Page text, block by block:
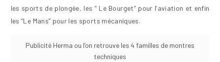
les sports de plongée, les “ Le Bourget” pour l’aviation et enfin
les “Le Mans” pour les sports mécaniques.
Publicité Herma ou l’on retrouve les 4 familles de montres
techniques